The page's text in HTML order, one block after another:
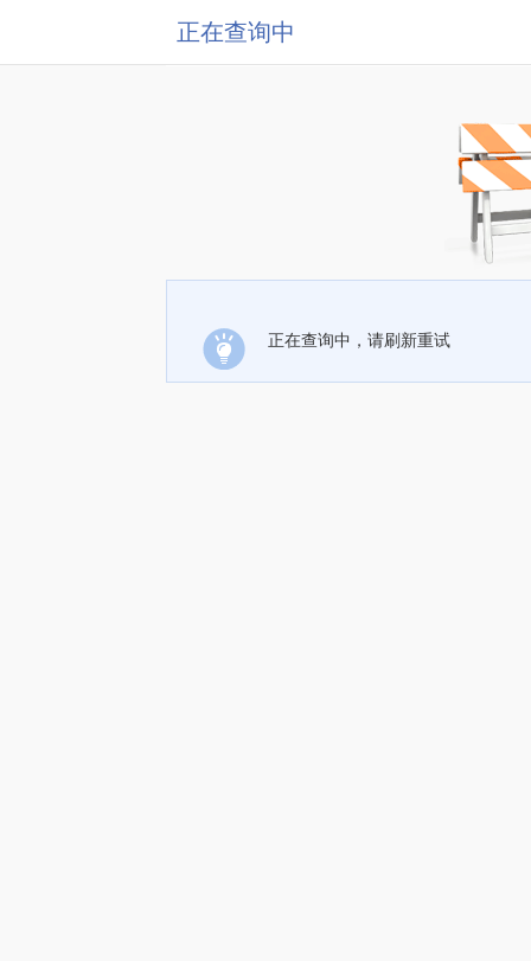
正在查询中
正在查询中，请刷新重试